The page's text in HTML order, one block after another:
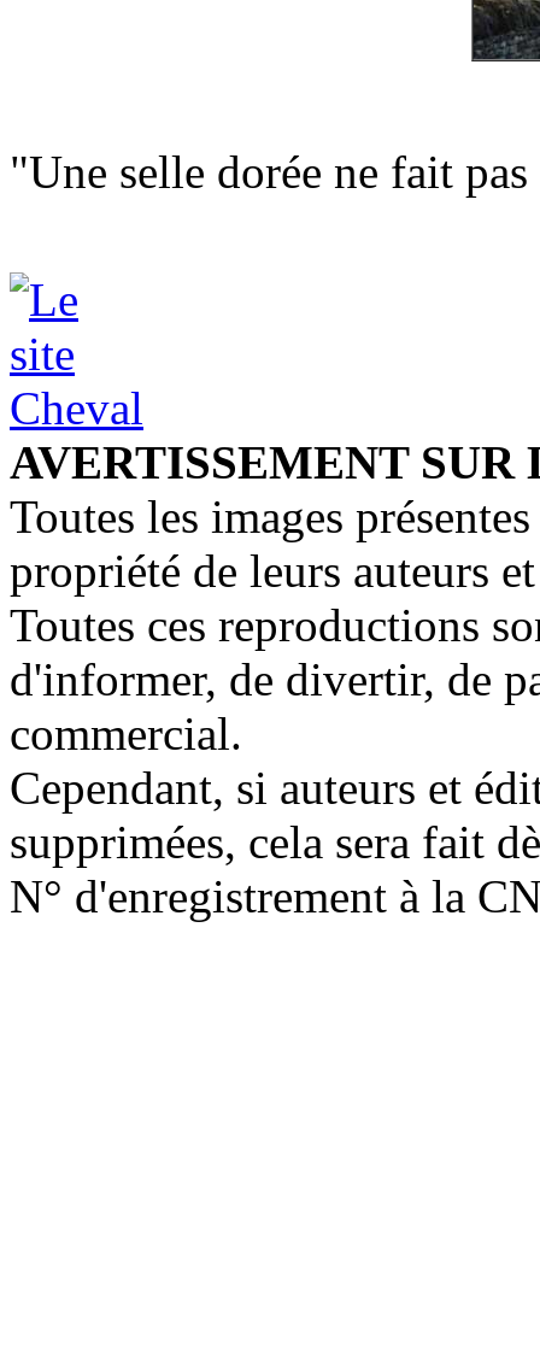
"Une selle dorée ne fait
AVERTISSEMENT
Toutes les images
propriété de leurs auteurs
Toutes ces reproductions
d'informer, de divertir, de
commercial.
Cependant, si auteurs et
supprimées, cela sera fait
N° d'enregistrement à la